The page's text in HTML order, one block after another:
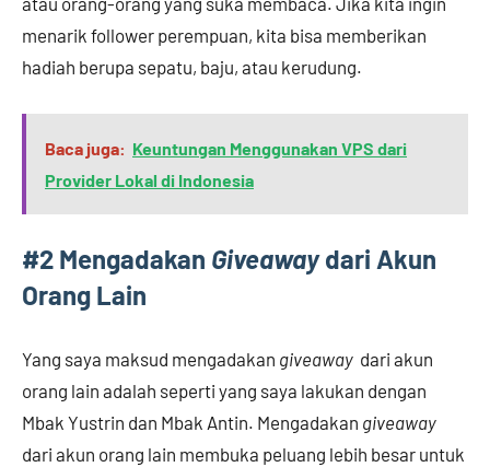
menarik follower perempuan, kita bisa memberikan
hadiah berupa sepatu, baju, atau kerudung.
Baca juga: Keuntungan Menggunakan VPS dari
Provider Lokal di Indonesia
#2 Mengadakan Giveawaydari Akun
Orang Lain
Yang saya maksud mengadakan giveaway dari akun
orang lain adalah seperti yang saya lakukan dengan
Mbak Yustrin dan Mbak Antin. Mengadakan giveaway
dari akun orang lain membuka peluang lebih besar untuk